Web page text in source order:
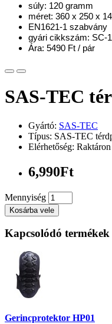
súly: 120 gramm
méret: 360 x 250 x
EN1621-1 szabvány
gyári cikkszám: SC-
Ára: 5490 Ft / pár
SAS-TEC
Gyártó: SAS-TEC
Típus: SAS-TEC
Elérhetőség: Raktáron
6,990Ft
Mennyiség
Kosárba vele
Kapcsolódó termékek
Gerincprotektor HP01